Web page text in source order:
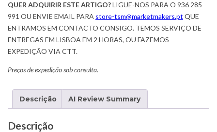
QUER ADQUIRIR ESTE ARTIGO?LIGUE-NOS PARA O 936 285
991 OU ENVIE EMAIL PARA store-tsm@marketmakers.pt QUE
ENTRAMOS EM CONTACTO CONSIGO. TEMOS SERVIÇO DE
ENTREGAS EM LISBOA EM 2 HORAS, OU FAZEMOS
EXPEDIÇÃO VIA CTT.
Preços de expedição sob consulta.
Descrição AI Review Summary
Descrição